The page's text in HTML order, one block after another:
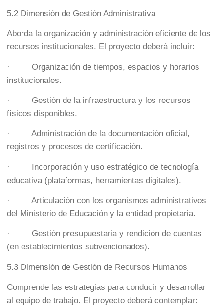
5.2 Dimensión de Gestión Administrativa
Aborda la organización y administración eficiente de los
recursos institucionales. El proyecto deberá incluir:
· Organización de tiempos, espacios y horarios
institucionales.
· Gestión de la infraestructura y los recursos
físicos disponibles.
· Administración de la documentación oficial,
registros y procesos de certificación.
· Incorporación y uso estratégico de tecnología
educativa (plataformas, herramientas digitales).
· Articulación con los organismos administrativos
del Ministerio de Educación y la entidad propietaria.
· Gestión presupuestaria y rendición de cuentas
(en establecimientos subvencionados).
5.3 Dimensión de Gestión de Recursos Humanos
Comprende las estrategias para conducir y desarrollar
al equipo de trabajo. El proyecto deberá contemplar: